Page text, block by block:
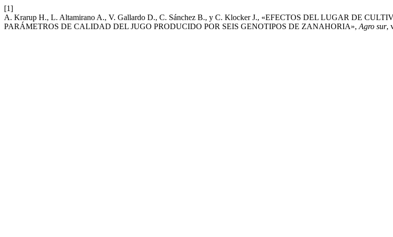
[1]
A. Krarup H., L. Altamirano A., V. Gallardo D., C. Sánchez B., y C. Klocker J., «EFECTOS DEL LUGAR DE
PARÁMETROS DE CALIDAD DEL JUGO PRODUCIDO POR SEIS GENOTIPOS DE ZANAHORIA», Agro sur,